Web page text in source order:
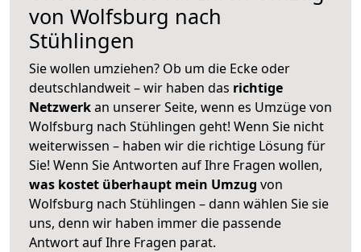
von Wolfsburg nach
Stühlingen
Sie wollen umziehen? Ob um die Ecke oder
deutschlandweit – wir haben das richtige
Netzwerkan unserer Seite, wenn es Umzüge von
Wolfsburg nach Stühlingen geht! Wenn Sie nicht
weiterwissen – haben wir die richtige Lösung für
Sie! Wenn Sie Antworten auf Ihre Fragen wollen,
was kostet überhaupt mein Umzug von
Wolfsburg nach Stühlingen – dann wählen Sie sie
uns, denn wir haben immer die passende
Antwort auf Ihre Fragen parat.